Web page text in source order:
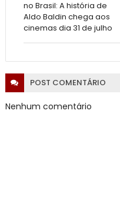
no Brasil: A história de
Aldo Baldin chega aos
cinemas dia 31 de julho
POST COMENTÁRIO
Nenhum comentário